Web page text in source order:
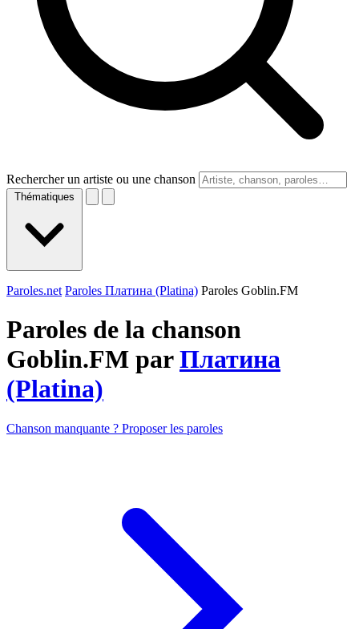
Rechercher un artiste ou une chanson
Thématiques
Paroles.net Paroles Платина (Platina) Paroles Goblin.FM
Paroles de la chanson
Goblin.FM parПлатина
(Platina)
Chanson manquante ? Proposer les paroles